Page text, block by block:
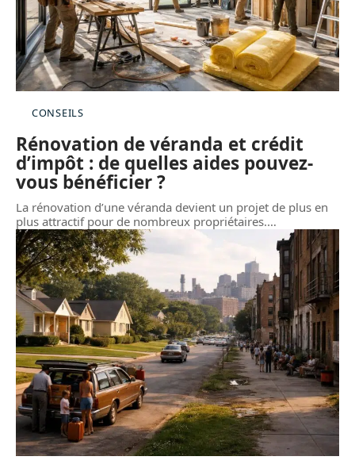
CONSEILS
Rénovation de véranda et crédit
d’impôt : de quelles aides pouvez-
vous bénéficier ?
La rénovation d’une véranda devient un projet de plus en
plus attractif pour de nombreux propriétaires.…